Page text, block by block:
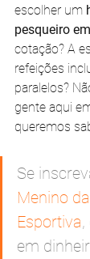
escolher um
pesqueiro
cotação? A
refeições
paralelos?
gente aqui
queremos
Se
Menino
Esportiva
em